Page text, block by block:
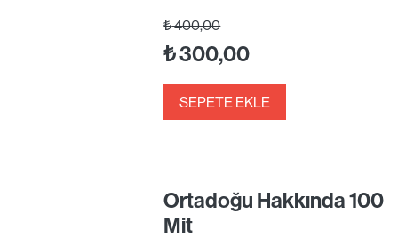
₺400,00
₺300,00
SEPETE EKLE
Ortadoğu Hakkında 100
Mit